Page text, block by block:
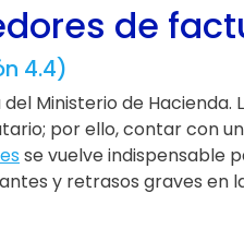
de
4.4)
Ministerio de Hacienda.
por ello, contar con un
se vuelve indispensable
y retrasos graves en